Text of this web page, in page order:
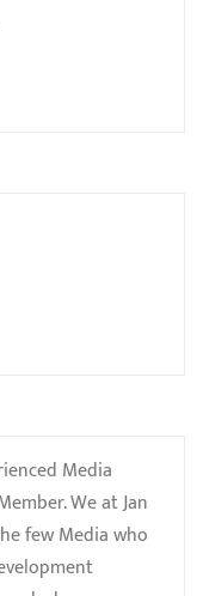
Media
We at Jan
few Media who